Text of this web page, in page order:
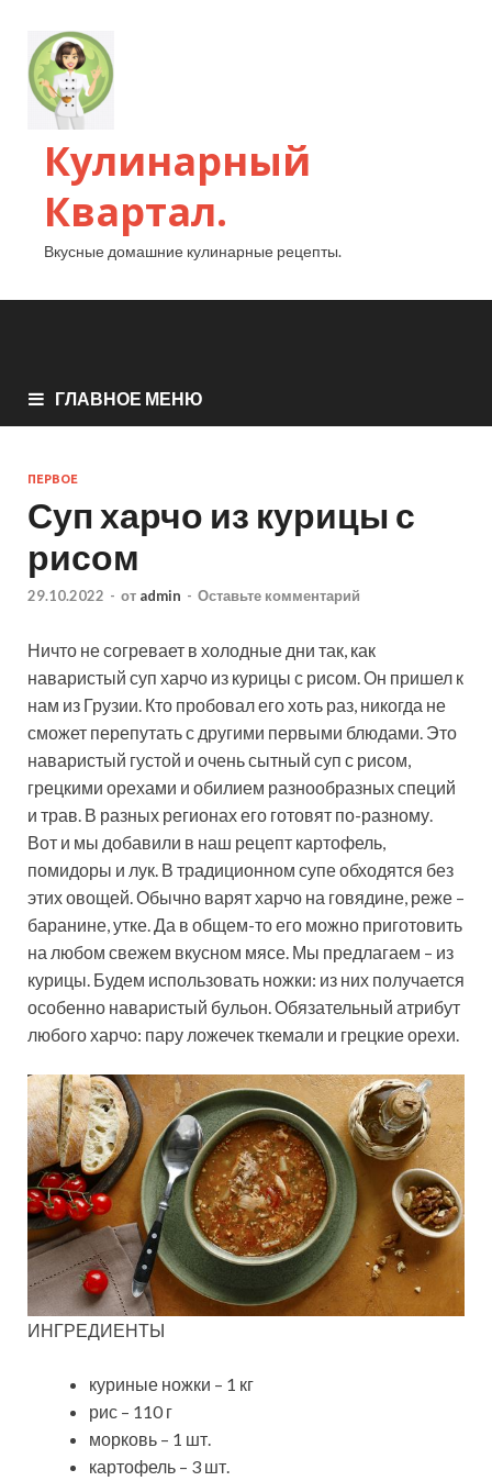
Кулинарный
Квартал.
Вкусные домашние кулинарные рецепты.
ГЛАВНОЕ МЕНЮ
ПЕРВОЕ
Суп харчо из курицы с
рисом
29.10.2022 - от admin - Оставьте комментарий
Ничто не согревает в холодные дни так, как
наваристый суп харчо из курицы с рисом. Он пришел к
нам из Грузии. Кто пробовал его хоть раз, никогда не
сможет перепутать с другими первыми блюдами. Это
наваристый густой и очень сытный суп с рисом,
грецкими орехами и обилием разнообразных специй
и трав. В разных регионах его готовят по-разному.
Вот и мы добавили в наш рецепт картофель,
помидоры и лук. В традиционном супе обходятся без
этих овощей. Обычно варят харчо на говядине, реже –
баранине, утке. Да в общем-то его можно приготовить
на любом свежем вкусном мясе. Мы предлагаем – из
курицы. Будем использовать ножки: из них получается
особенно наваристый бульон. Обязательный атрибут
любого харчо: пару ложечек ткемали и грецкие орехи.
ИНГРЕДИЕНТЫ
куриные ножки – 1 кг
рис – 110 г
морковь – 1 шт.
картофель – 3 шт.